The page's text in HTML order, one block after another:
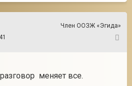
Член ООЗЖ «Эгида»
меняет все.